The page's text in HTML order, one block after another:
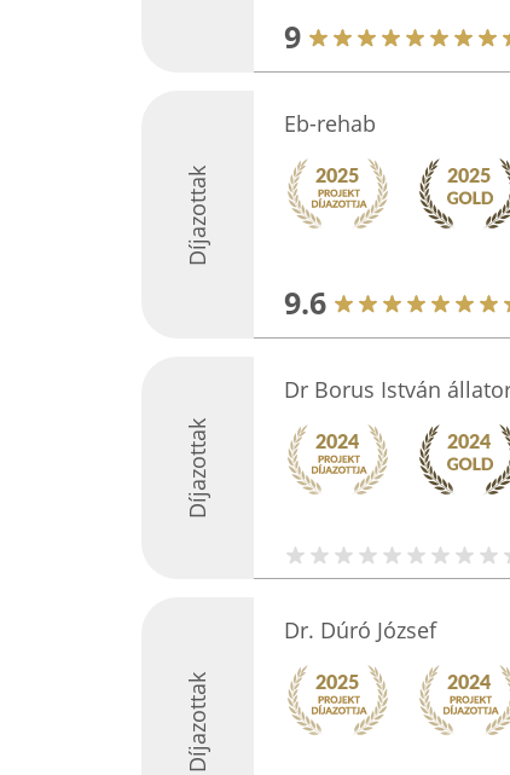
9
Díjazottak
Eb-rehab
9.6
Díjazottak
Dr Borus István
Díjazottak
Dr. Dúró József